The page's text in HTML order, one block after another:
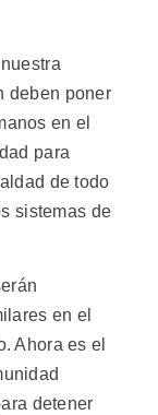
deben poner
en el
para
de todo
sistemas de
en el
Ahora es el
detener